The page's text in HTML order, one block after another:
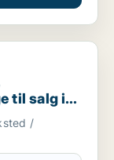
eller
til salg i
m.fl.
/